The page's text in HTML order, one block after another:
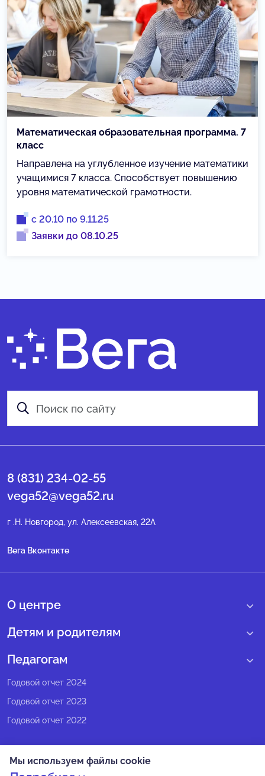
Математическая образовательная программа. 7
класс
Направлена на углубленное изучение математики
учащимися 7 класса. Способствует повышению
уровня математической грамотности.
с 20.10 по 9.11.25
Заявки до 08.10.25
8 (831) 234-02-55
vega52@vega52.ru
г .Н. Новгород, ул. Алексеевская, 22А
Вега Вконтакте
О центре
О нас
Структура регионального центра
Педагогический состав
Попечительский совет
Экспертный совет
СМИ о нас
Детям и родителям
Учебные интенсивные сборы
Календарь всех событий
Педагогам
Программы Веги
Программы Сириус
Методические рекомендации
Годовой отчет 2024
Годовой отчет 2023
Годовой отчет 2022
Мы используем файлы cookie